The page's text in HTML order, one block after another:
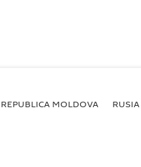
REPUBLICA MOLDOVA RUSIA